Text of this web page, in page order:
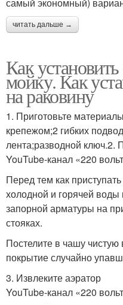
читать дальше →
Как
мойку. Как
на раковину
1. Приготовьте
крепежом;2 гибких
лента;разводной ключ.2.
YouTube‑канал «220
Перед тем как
холодной и горячей воды
запорной арматуры на
стояках.
Постелите в чашу
покрытие случайно
3. Извлеките аэратор
YouTube‑канал «220